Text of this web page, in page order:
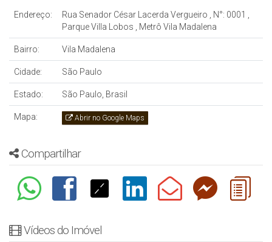
Endereço: Rua Senador César Lacerda Vergueiro , N°: 0001 ,
Parque Villa Lobos , Metrô Vila Madalena
Bairro: Vila Madalena
Cidade: São Paulo
Estado: São Paulo, Brasil
Mapa: Abrir no Google Maps
Compartilhar
Vídeos do Imóvel